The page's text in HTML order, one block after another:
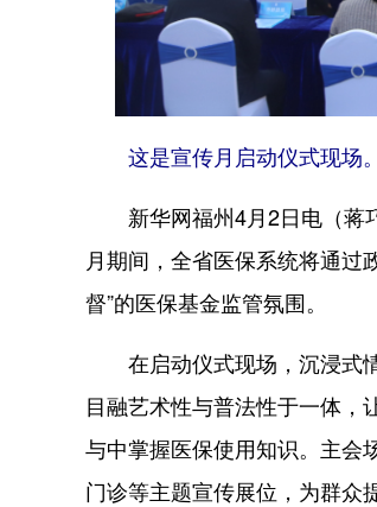
这是宣传月启动仪式现场
新华网福州4月2日电（蒋
月期间，全省医保系统将通过
督”的医保基金监管氛围。
在启动仪式现场，沉浸式情
目融艺术性与普法性于一体，
与中掌握医保使用知识。主会
门诊等主题宣传展位，为群众